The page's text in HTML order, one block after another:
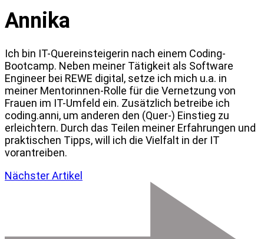
Annika
Ich bin IT-Quereinsteigerin nach einem Coding-
Bootcamp. Neben meiner Tätigkeit als Software
Engineer bei REWE digital, setze ich mich u.a. in
meiner Mentorinnen-Rolle für die Vernetzung von
Frauen im IT-Umfeld ein. Zusätzlich betreibe ich
coding.anni, um anderen den (Quer-) Einstieg zu
erleichtern. Durch das Teilen meiner Erfahrungen und
praktischen Tipps, will ich die Vielfalt in der IT
vorantreiben.
Nächster Artikel